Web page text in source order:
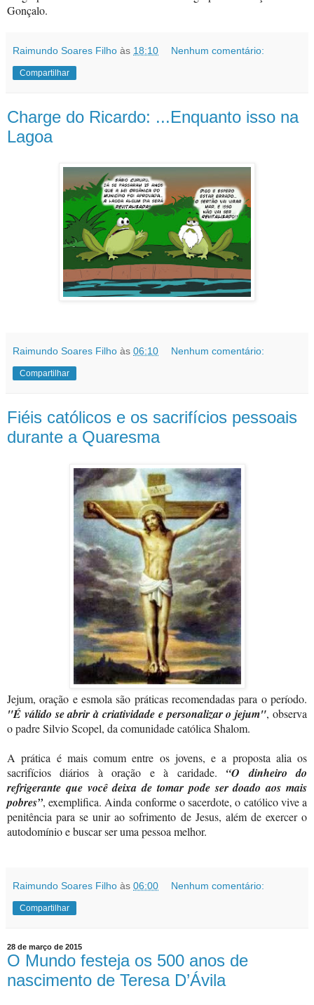
Gonçalo.
Raimundo Soares Filho às 18:10 Nenhum comentário:
Compartilhar
Charge do Ricardo: ...Enquanto isso na
Lagoa
Raimundo Soares Filho às 06:10 Nenhum comentário:
Compartilhar
Fiéis católicos e os sacrifícios pessoais
durante a Quaresma
Jejum, oração e esmola são práticas recomendadas para o período.
"É válido se abrir à criatividade e personalizar o jejum", observa
o padre Silvio Scopel, da comunidade católica Shalom.
A prática é mais comum entre os jovens, e a proposta alia os
sacrifícios diários à oração e à caridade. “O dinheiro do
refrigerante que você deixa de tomar pode ser doado aos mais
pobres”, exemplifica. Ainda conforme o sacerdote, o católico vive a
penitência para se unir ao sofrimento de Jesus, além de exercer o
autodomínio e buscar ser uma pessoa melhor.
Raimundo Soares Filho às 06:00 Nenhum comentário:
Compartilhar
28 de março de 2015
O Mundo festeja os 500 anos de
nascimento de Teresa D’Ávila